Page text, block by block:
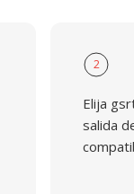
2
Elija
salida